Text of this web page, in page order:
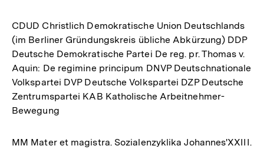
CDUD Christlich Demokratische Union Deutschlands
(im Berliner Gründungskreis übliche Abkürzung) DDP
Deutsche Demokratische Partei De reg. pr. Thomas v.
Aquin: De regimine principum DNVP Deutschnationale
Volkspartei DVP Deutsche Volkspartei DZP Deutsche
Zentrumspartei KAB Katholische Arbeitnehmer-
Bewegung
MM Mater et magistra. Sozialenzyklika Johannes'XXIII.